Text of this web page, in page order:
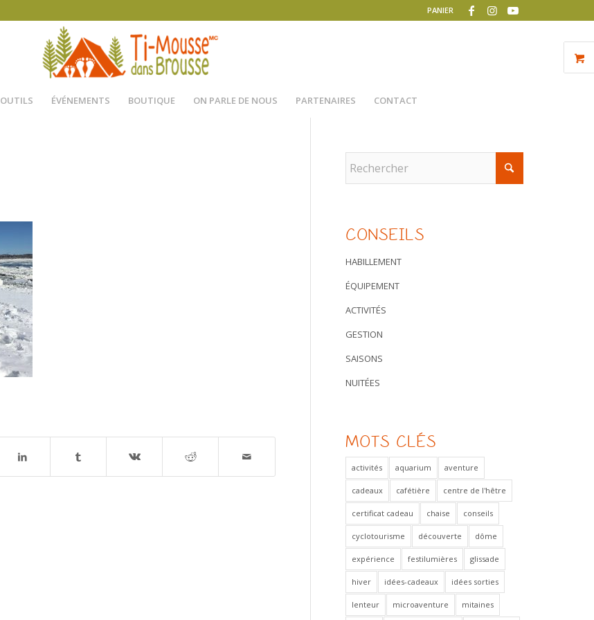
PANIER
OUTILS ÉVÉNEMENTS BOUTIQUE ON PARLE DE NOUS PARTENAIRES CONTACT
CONSEILS
HABILLEMENT
ÉQUIPEMENT
ACTIVITÉS
GESTION
SAISONS
NUITÉES
MOTS CLÉS
activités aquarium aventure
cadeaux cafétière centre de l'hêtre
certificat cadeau chaise conseils
cyclotourisme découverte dôme
expérience festilumières glissade
hiver idées-cadeaux idées sorties
lenteur microaventure mitaines